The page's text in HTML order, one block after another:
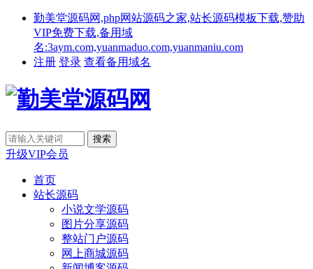
勤美堂源码网,php网站源码之家,站长源码模板下载,赞助
VIP免费下载,备用域
名:3aym.com,yuanmaduo.com,yuanmaniu.com
注册 登录 查看备用域名
升级VIP会员
首页
站长源码
小说文学源码
图片分享源码
整站门户源码
网上商城源码